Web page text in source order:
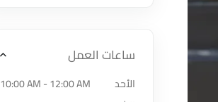
ساعات العمل
الأحد
10:00 AM - 12:00 AM